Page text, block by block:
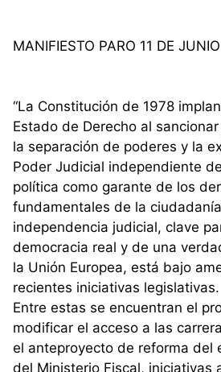
MANIFIESTO PARO 11 DE JUNIO
“La Constitución de 1978
Estado de Derecho al
la separación de poderes y la
Poder Judicial independiente
política como garante de los
fundamentales de la
independencia judicial, clave
democracia real y de una
la Unión Europea, está bajo
recientes iniciativas legislativas.
Entre estas se encuentran el
modificar el acceso a las
el anteproyecto de reforma del
del Ministerio Fiscal, iniciativas